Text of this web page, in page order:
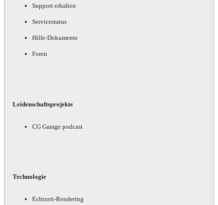
Support erhalten
Servicestatus
Hilfe-Dokumente
Foren
Leidenschaftsprojekte
CG Garage podcast
Technologie
Echtzeit-Rendering